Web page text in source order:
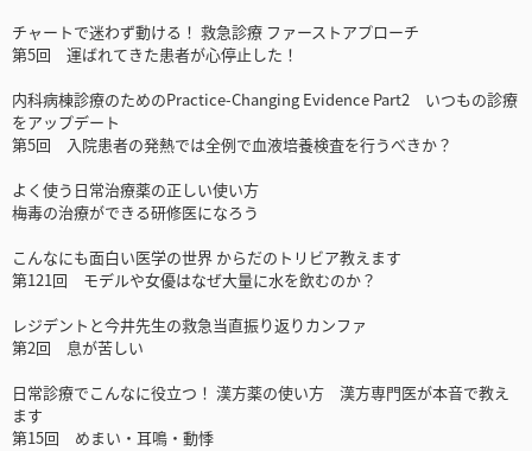
チャートで迷わず動ける！ 救急診療 ファーストアプローチ
第5回 運ばれてきた患者が心停止した！
内科病棟診療のためのPractice-Changing Evidence Part2 いつもの診療
をアップデート
第5回 入院患者の発熱では全例で血液培養検査を行うべきか？
よく使う日常治療薬の正しい使い方
梅毒の治療ができる研修医になろう
こんなにも面白い医学の世界 からだのトリビア教えます
第121回 モデルや女優はなぜ大量に水を飲むのか？
レジデントと今井先生の救急当直振り返りカンファ
第2回 息が苦しい
日常診療でこんなに役立つ！ 漢方薬の使い方 漢方専門医が本音で教え
ます
第15回 めまい・耳鳴・動悸